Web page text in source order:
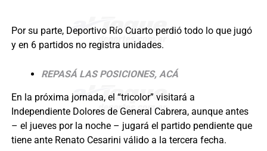
Por su parte, Deportivo Río Cuarto perdió todo lo que jugó
y en 6 partidos no registra unidades.
REPASÁ LAS POSICIONES, ACÁ
En la próxima jornada, el “tricolor” visitará a
Independiente Dolores de General Cabrera, aunque antes
– el jueves por la noche – jugará el partido pendiente que
tiene ante Renato Cesarini válido a la tercera fecha.